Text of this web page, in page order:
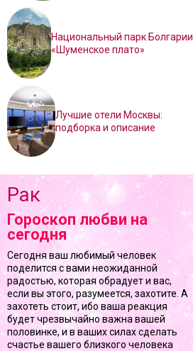
Национальный парк Болгарии
«Шуменское плато»
Лучшие отели Москвы:
подборка и описание
Рак
Гороскоп любви на
сегодня
Сегодня ваш любимый человек
поделится с вами неожиданной
радостью, которая обрадует и вас,
если вы этого, разумеется, захотите. А
захотеть стоит, ибо ваша реакция
будет чрезвычайно важна вашей
половинке, и в ваших силах сделать
счастье вашего близкого человека